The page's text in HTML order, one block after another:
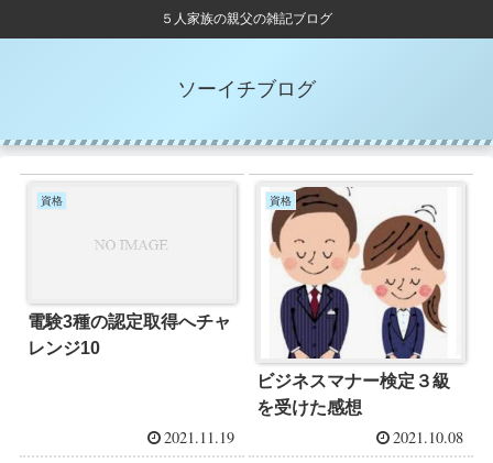
５人家族の親父の雑記ブログ
ソーイチブログ
資格
電験3種の認定取得へチャ
レンジ10
2021.11.19
資格
ビジネスマナー検定３級
を受けた感想
2021.10.08